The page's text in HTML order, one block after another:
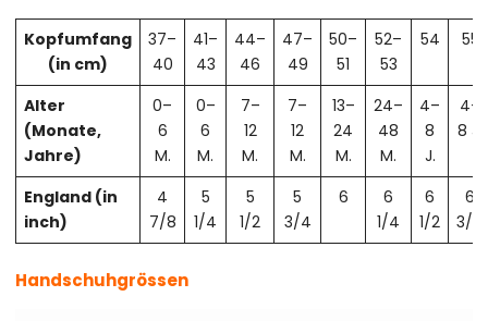
Kopfumfang
(in cm)
37–
40
41–
43
44–
46
47–
49
50–
51
52–
53
54 55
Alter
(Monate,
Jahre)
0–
6
M.
0–
6
M.
7–
12
M.
7–
12
M.
13–
24
M.
24–
48
M.
4–
8
J.
4–
8 J.
England (in
inch)
4
7/8
5
1/4
5
1/2
5
3/4
6
6
1/4
6
1/2
6
3/4
Handschuhgrössen